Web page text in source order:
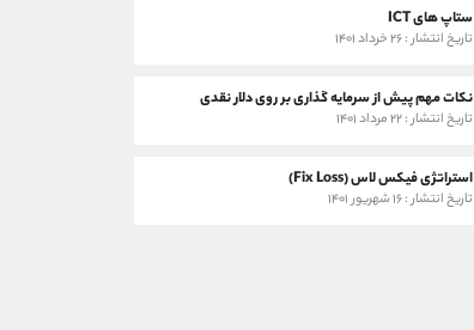
ستاپ های ICT
تاریخ انتشار : ۲۶ خرداد ۱۴۰۱
نکات مهم پیش از سرمایه گذاری بر روی دلار نقدی
تاریخ انتشار : ۲۲ مرداد ۱۴۰۱
استراتژی فیکس لاس (Fix Loss)
تاریخ انتشار : ۱۶ شهریور ۱۴۰۱